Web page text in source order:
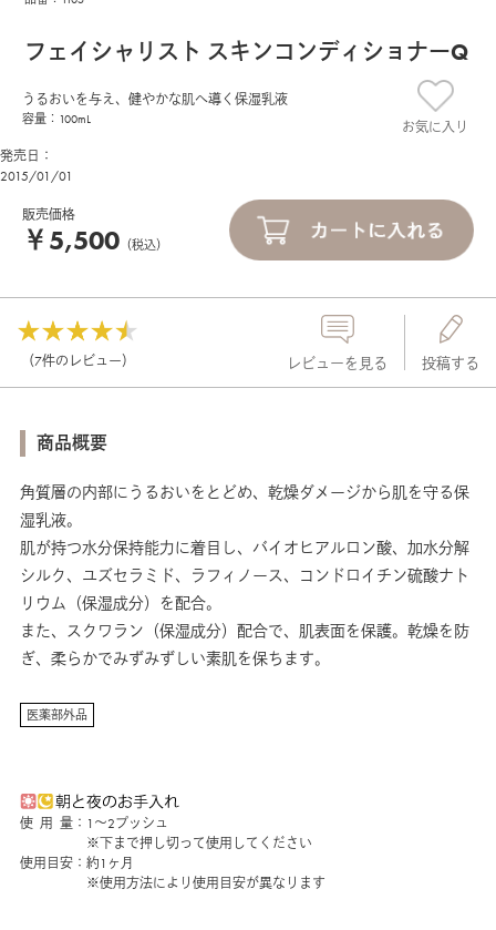
フェイシャリスト スキンコンディショナーQ
うるおいを与え、健やかな肌へ導く保湿乳液
容量：100mL
お気に入り
発売日：
2015/01/01
販売価格
￥5,500 （税込）
（7件のレビュー） レビューを見る 投稿する
商品概要
角質層の内部にうるおいをとどめ、乾燥ダメージから肌を守る保
湿乳液。
肌が持つ水分保持能力に着目し、バイオヒアルロン酸、加水分解
シルク、ユズセラミド、ラフィノース、コンドロイチン硫酸ナト
リウム（保湿成分）を配合。
また、スクワラン（保湿成分）配合で、肌表面を保護。乾燥を防
ぎ、柔らかでみずみずしい素肌を保ちます。
医薬部外品
使 用 量：1～2プッシュ
※下まで押し切って使用してください
使用目安：約1ヶ月
※使用方法により使用目安が異なります